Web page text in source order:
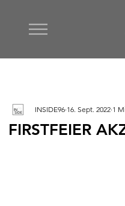
FIRSTFEIER
INSIDE96 16. Sept. 2022 1